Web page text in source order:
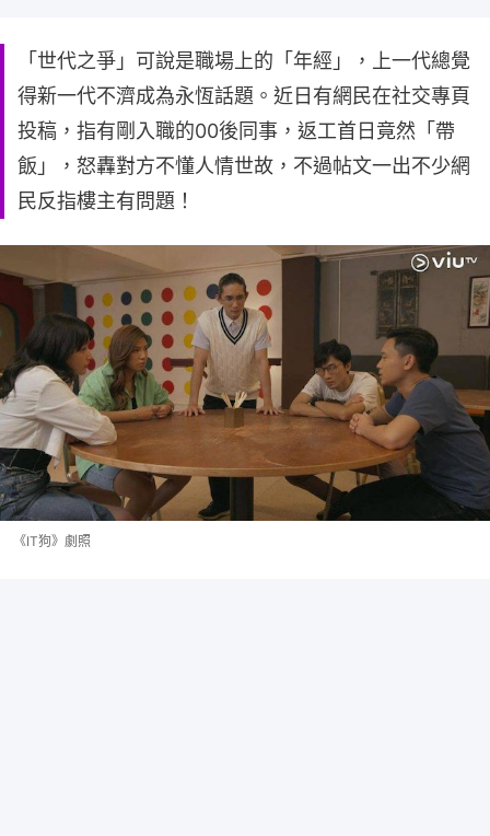
「世代之爭」可說是職場上的「年經」，上一代總覺
得新一代不濟成為永恆話題。近日有網民在社交專頁
投稿，指有剛入職的00後同事，返工首日竟然「帶
飯」，怒轟對方不懂人情世故，不過帖文一出不少網
民反指樓主有問題！
《IT狗》劇照